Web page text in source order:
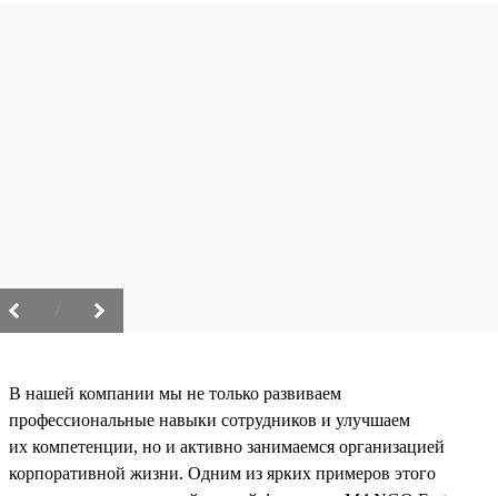
В нашей компании мы не только развиваем
профессиональные навыки сотрудников и улучшаем
их компетенции, но и активно занимаемся организацией
корпоративной жизни. Одним из ярких примеров этого